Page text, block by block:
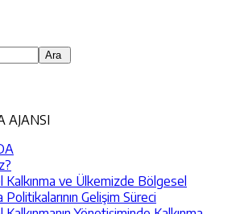
AJANSI
Kalkınma ve Ülkemizde Bölgesel
Politikalarının Gelişim Süreci